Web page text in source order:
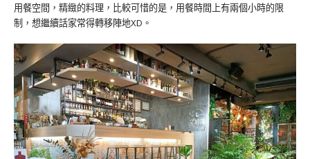
用餐空間，精緻的料理，比較可惜的是，用餐時間上有兩個小時的限
制，想繼續話家常得轉移陣地XD。